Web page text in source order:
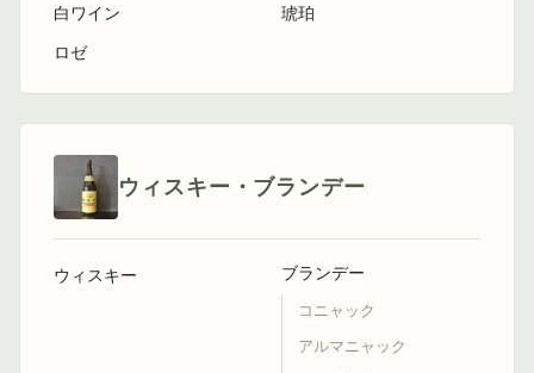
白ワイン
ロゼ
琥珀
ウィスキー・ブランデー
ウィスキー ブランデー
コニャック
アルマニャック